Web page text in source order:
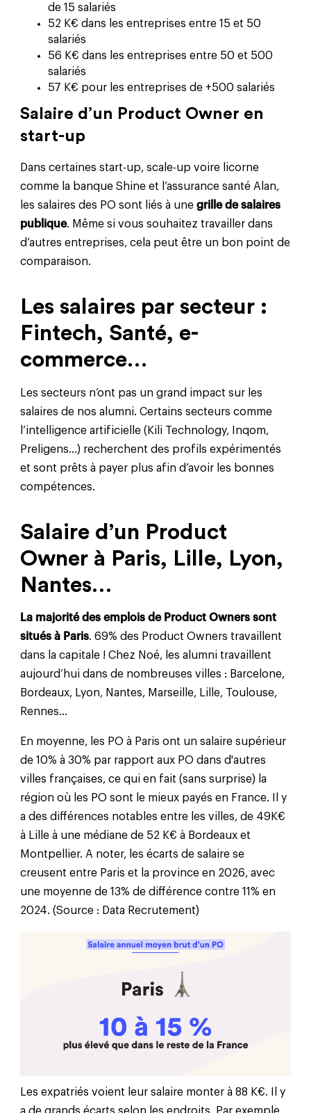
de 15 salariés
52 K€ dans les entreprises entre 15 et 50
salariés
56 K€ dans les entreprises entre 50 et 500
salariés
57 K€ pour les entreprises de +500 salariés
Salaire d’un Product Owner en
start-up‍
Dans certaines start-up, scale-up voire licorne
comme la banque Shine et l’assurance santé Alan,
les salaires des PO sont liés à unegrille de salaires
publique. Même si vous souhaitez travailler dans
d’autres entreprises, cela peut être un bon point de
comparaison.
Les salaires par secteur :
Fintech, Santé, e-
commerce…
Les secteurs n’ont pas un grand impact sur les
salaires de nos alumni. Certains secteurs comme
l’intelligence artificielle (Kili Technology, Inqom,
Preligens…) recherchent des profils expérimentés
et sont prêts à payer plus afin d’avoir les bonnes
compétences.
Salaire d’un Product
Owner à Paris, Lille, Lyon,
Nantes…
La majorité des emplois de Product Owners sont
situés à Paris. 69% des Product Owners travaillent
dans la capitale ! Chez Noé, les alumni travaillent
aujourd’hui dans de nombreuses villes : Barcelone,
Bordeaux, Lyon, Nantes, Marseille, Lille, Toulouse,
Rennes…
En moyenne, les PO à Paris ont un salaire supérieur
de 10% à 30% par rapport aux PO dans d'autres
villes françaises, ce qui en fait (sans surprise) la
région où les PO sont le mieux payés en France. Il y
a des différences notables entre les villes, de 49K€
à Lille à une médiane de 52 K€ à Bordeaux et
Montpellier. A noter, les écarts de salaire se
creusent entre Paris et la province en 2026, avec
une moyenne de 13% de différence contre 11% en
2024. (Source : Data Recrutement)
Les expatriés voient leur salaire monter à 88 K€. Il y
a de grands écarts selon les endroits. Par exemple,